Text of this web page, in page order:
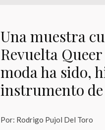
Una muestra
Revuelta
moda ha sido,
instrumento
Por: Rodrigo Pujol Del Toro